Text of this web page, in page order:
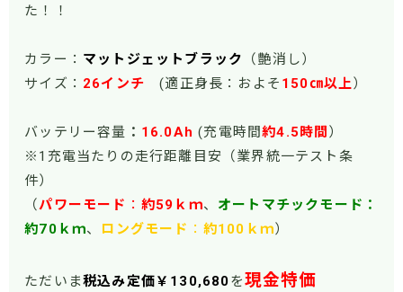
た！！
カラー： マットジェットブラック
（艶消し）
サイズ： 26インチ (適正身長：およそ 150㎝以上）
バッテリー容量 ： 16.0Ah(充電時間約4.5時間 ）
※1充電当たりの走行距離目安（業界統一テスト条
件）
（パワーモード ： 約59ｋｍ、 オートマチックモード：
約70ｋｍ、 ロングモード ： 約100ｋｍ）
ただいま税込み定価￥130,680を現金特価